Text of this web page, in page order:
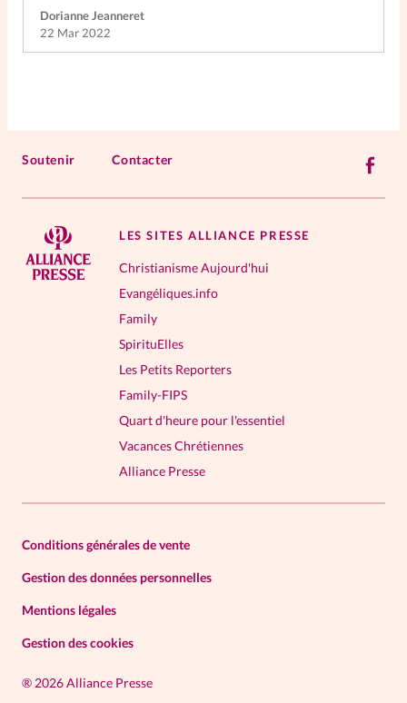
Dorianne Jeanneret
22 Mar 2022
Soutenir Contacter
LES SITES ALLIANCE PRESSE
Christianisme Aujourd'hui
Evangéliques.info
Family
SpirituElles
Les Petits Reporters
Family-FIPS
Quart d'heure pour l'essentiel
Vacances Chrétiennes
Alliance Presse
Conditions générales de vente
Gestion des données personnelles
Mentions légales
Gestion des cookies
® 2026 Alliance Presse